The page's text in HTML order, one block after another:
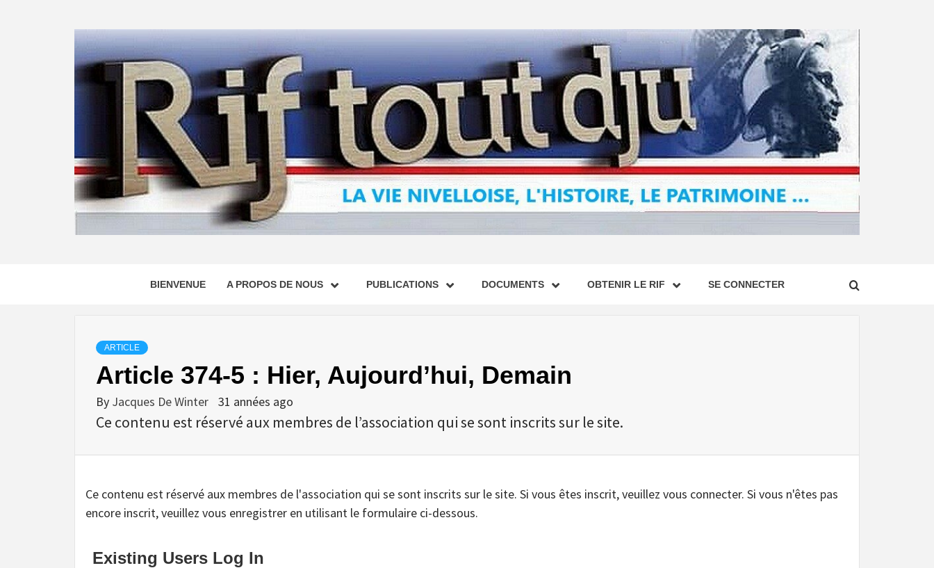
BIENVENUE A PROPOS DE NOUS PUBLICATIONS DOCUMENTS OBTENIR LE RIF SE CONNECTER
ARTICLE
Article 374-5 : Hier, Aujourd’hui, Demain
By Jacques De Winter 31 années ago
Ce contenu est réservé aux membres de l’association qui se sont inscrits sur le site.
Ce contenu est réservé aux membres de l'association qui se sont inscrits sur le site. Si vous êtes inscrit, veuillez vous connecter. Si vous n'êtes pas
encore inscrit, veuillez vous enregistrer en utilisant le formulaire ci-dessous.
Existing Users Log In